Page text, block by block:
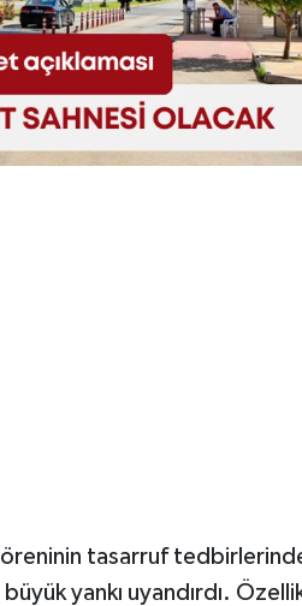
tasarruf
yankı uyandırdı.